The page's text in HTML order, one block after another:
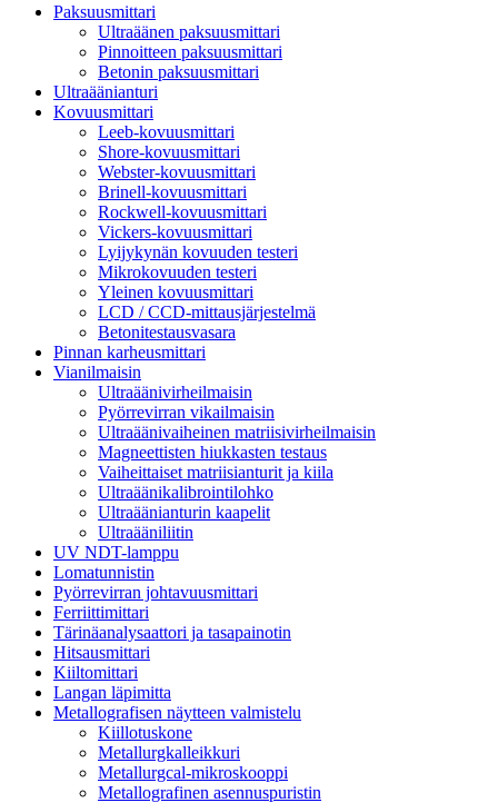
Paksuusmittari
Ultraäänen paksuusmittari
Pinnoitteen paksuusmittari
Betonin paksuusmittari
Ultraäänianturi
Kovuusmittari
Leeb-kovuusmittari
Shore-kovuusmittari
Webster-kovuusmittari
Brinell-kovuusmittari
Rockwell-kovuusmittari
Vickers-kovuusmittari
Lyijykynän kovuuden testeri
Mikrokovuuden testeri
Yleinen kovuusmittari
LCD / CCD-mittausjärjestelmä
Betonitestausvasara
Pinnan karheusmittari
Vianilmaisin
Ultraäänivirheilmaisin
Pyörrevirran vikailmaisin
Ultraäänivaiheinen matriisivirheilmaisin
Magneettisten hiukkasten testaus
Vaiheittaiset matriisianturit ja kiila
Ultraäänikalibrointilohko
Ultraäänianturin kaapelit
Ultraääniliitin
UV NDT-lamppu
Lomatunnistin
Pyörrevirran johtavuusmittari
Ferriittimittari
Tärinäanalysaattori ja tasapainotin
Hitsausmittari
Kiiltomittari
Langan läpimitta
Metallografisen näytteen valmistelu
Kiillotuskone
Metallurgkalleikkuri
Metallurgcal-mikroskooppi
Metallografinen asennuspuristin